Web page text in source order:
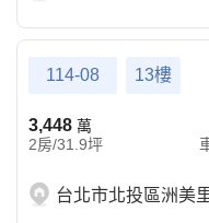
114-08 13樓
3,448 萬
2房/31.9坪
台北市北投區洲美